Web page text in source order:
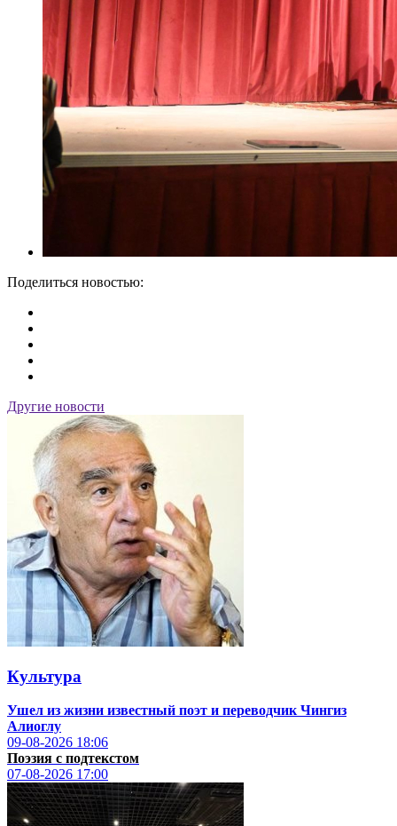
Поделиться новостью:
Другие новости
Культура
Ушел из жизни известный поэт и переводчик Чингиз
Алиоглу
09-08-2026 18:06
Поэзия с подтекстом
07-08-2026 17:00